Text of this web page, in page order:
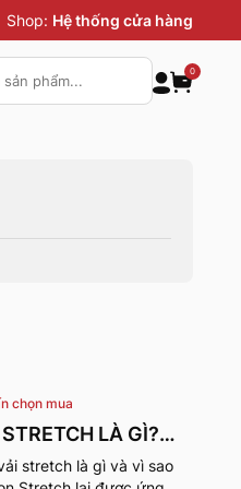
Shop: Hệ thống cửa hàng
0
chọn mua
LÀ GÌ?
ƯU ĐIỂM VÀ
stretch là gì và vì sao